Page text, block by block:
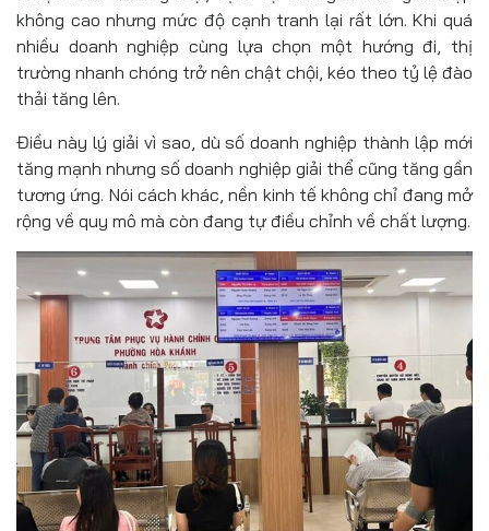
không cao nhưng mức độ cạnh tranh lại rất lớn. Khi quá
nhiều doanh nghiệp cùng lựa chọn một hướng đi, thị
trường nhanh chóng trở nên chật chội, kéo theo tỷ lệ đào
thải tăng lên.
Điều này lý giải vì sao, dù số doanh nghiệp thành lập mới
tăng mạnh nhưng số doanh nghiệp giải thể cũng tăng gần
tương ứng. Nói cách khác, nền kinh tế không chỉ đang mở
rộng về quy mô mà còn đang tự điều chỉnh về chất lượng.